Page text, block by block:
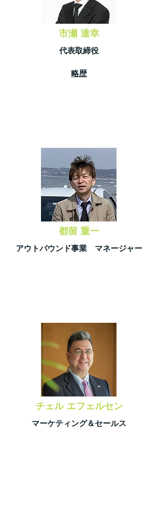
市瀬 達幸
​代表取締役
​略歴
​都留 重一
アウトバウンド事業 マネージャー
チェル エフェルセン
​マーケティング＆セールス